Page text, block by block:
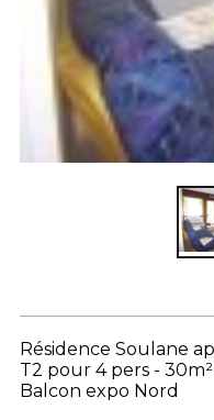
Résidence Soulane
T2 pour 4 pers -
Balcon expo Nord